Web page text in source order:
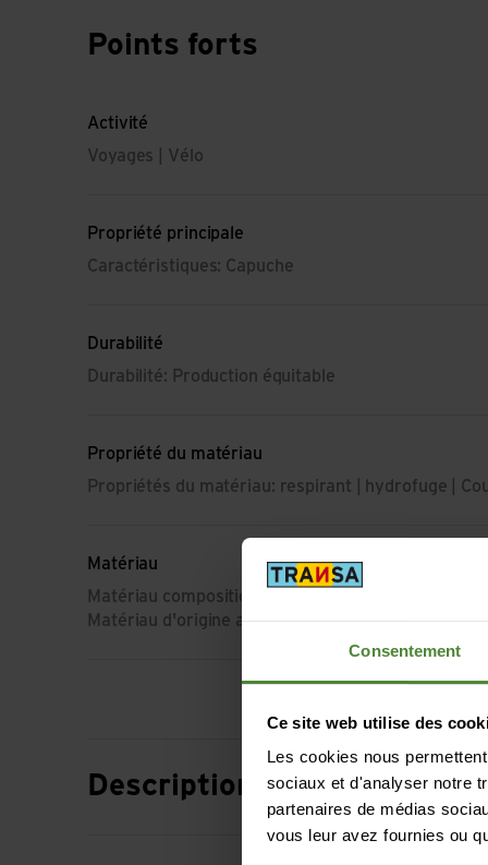
Consentement
Ce site web utilise des
Les cookies nous
sociaux et d'analyser notre
partenaires de médias
vous leur avez fournies ou
Points forts
Activité
Voyages | Vélo
Propriété principale
Caractéristiques: Capuche
Durabilité
Durabilité: Production équitable
Propriété du matériau
Propriétés du matériau: respirant | hydrofuge |
Matériau
Matériau composition: 65% Polyester | 35%
Matériau d'origine animale: Pas de matière
Description